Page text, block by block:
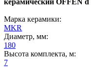
керамический OFFEN
Марка керамики:
MKR
Диаметр, мм:
180
Высота комплекта, м:
7